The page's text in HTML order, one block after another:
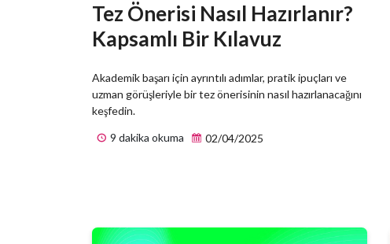
Tez Önerisi Nasıl Hazırlanır?
Kapsamlı Bir Kılavuz
Akademik başarı için ayrıntılı adımlar, pratik ipuçları ve
uzman görüşleriyle bir tez önerisinin nasıl hazırlanacağını
keşfedin.
9 dakika okuma
02/04/2025